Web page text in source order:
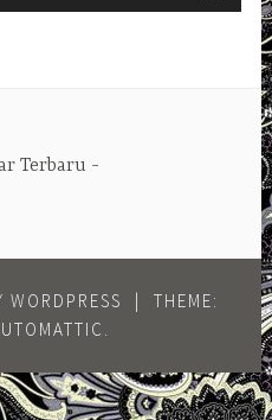
Terbaru
WORDPRESS
THEME:
.